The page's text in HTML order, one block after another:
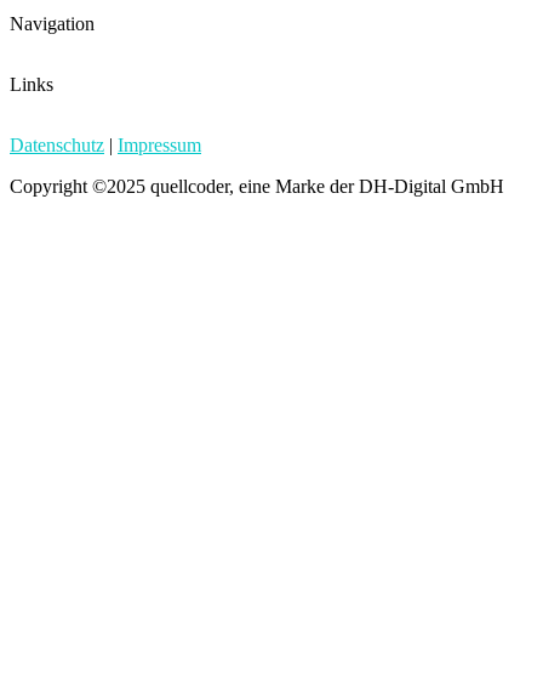
Navigation
Links
Datenschutz | Impressum
Copyright ©2025 quellcoder, eine Marke der DH-Digital GmbH